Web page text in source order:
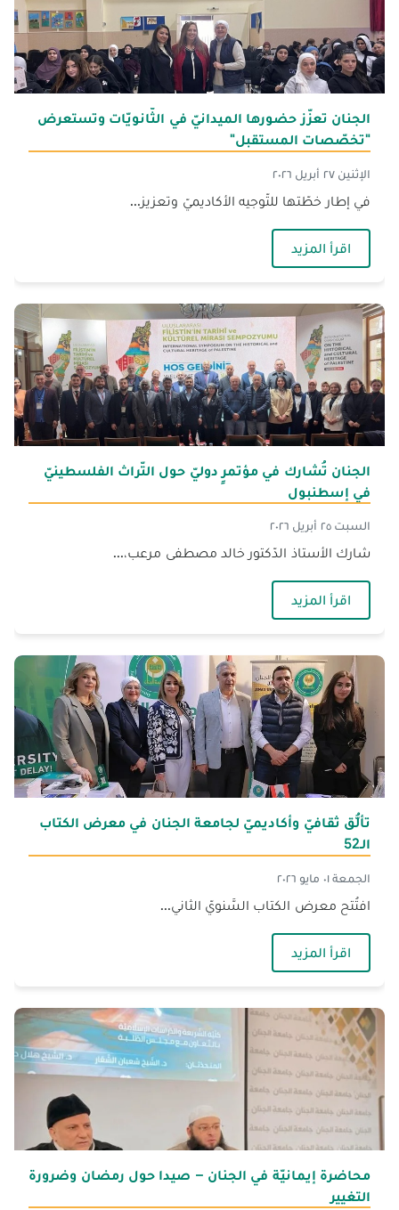
الجنان تعزّز حضورها الميدانيّ في الثّانويّات وتستعرض
"تخصّصات المستقبل"
الإثنين ٢٧ أبريل ٢٠٢٦
في إطار خطّتها للتّوجيه الأكاديميّ وتعزيز...
اقرأ المزيد
الجنان تُشارك في مؤتمرٍ دوليّ حول التّراث الفلسطينيّ
في إسطنبول
السبت ٢٥ أبريل ٢٠٢٦
شارك الأستاذ الدّكتور خالد مصطفى مرعب،...
اقرأ المزيد— الجنان تُشارك في مؤتمرٍ دوليّ حول التّراث
تألُّق ثقافيّ وأكاديميّ لجامعة الجنان في معرض الكتاب
الـ52
الجمعة ٠١ مايو ٢٠٢٦
افتُتح معرض الكتاب السَّنويّ الثاني...
اقرأ المزيد
محاضرة إيمانيّة في الجنان – صيدا حول رمضان وضرورة
التغيير